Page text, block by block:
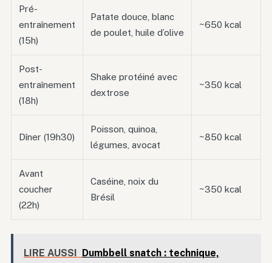
Pré-
entraînement
(15h)
Patate douce, blanc
de poulet, huile d’olive
~650 kcal
Post-
entraînement
(18h)
Shake protéiné avec
dextrose
~350 kcal
Dîner (19h30)
Poisson, quinoa,
légumes, avocat
~850 kcal
Avant
coucher
(22h)
Caséine, noix du
Brésil
~350 kcal
LIRE AUSSI Dumbbell snatch : technique,